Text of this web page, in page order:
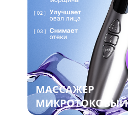
МАССАЖЕР
МИКРОТОКОВЫЙ